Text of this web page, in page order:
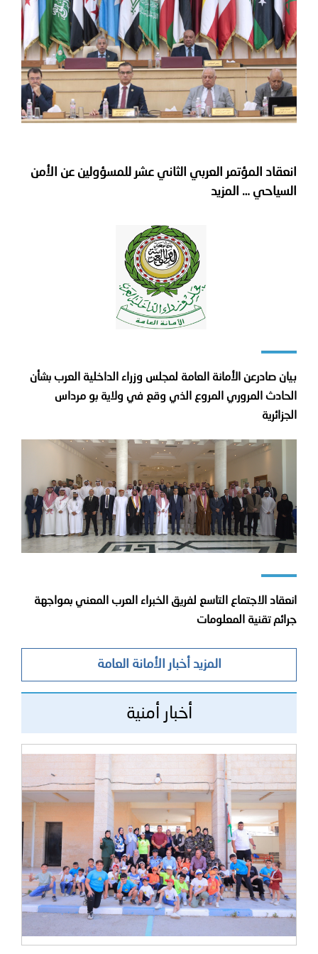
إنجازات
توعوية
الخدمات
الإلكترونية
صور
وفيديو
مجلة
أصداء
إعلانات
نحن
اتصل
بنا
انعقاد المؤتمر العربي الثاني عشر للمسؤولين عن الأمن
السياحي … المزيد
بيان صادرعن الأمانة العامة لمجلس وزراء الداخلية العرب بشأن
الحادث المروري المروع الذي وقع في ولاية بو مرداس
الجزائرية
انعقاد الاجتماع التاسع لفريق الخبراء العرب المعني بمواجهة
جرائم تقنية المعلومات
المزيد أخبار الأمانة العامة
أخبار أمنية